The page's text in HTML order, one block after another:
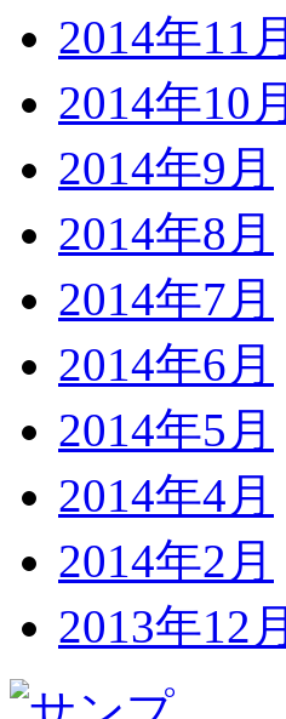
2014年11月
2014年10月
2014年9月
2014年8月
2014年7月
2014年6月
2014年5月
2014年4月
2014年2月
2013年12月